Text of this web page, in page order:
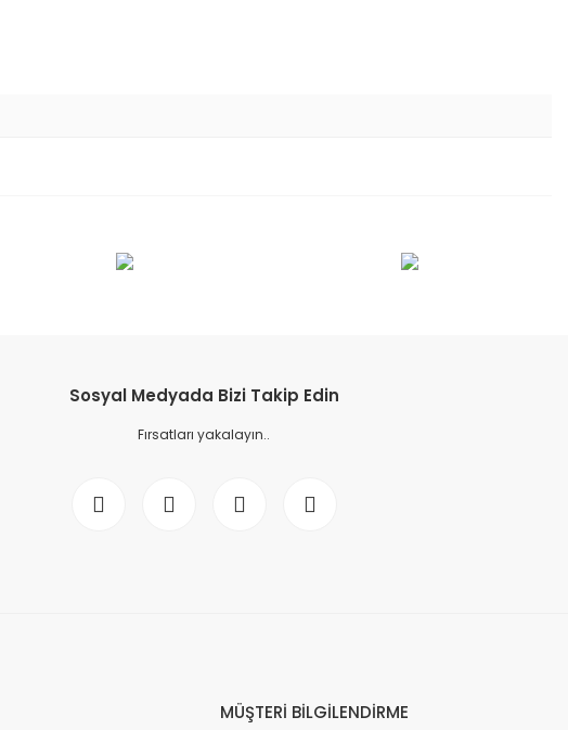
Sosyal Medyada Bizi Takip Edin
Fırsatları yakalayın..
MÜŞTERİ BİLGİLENDİRME